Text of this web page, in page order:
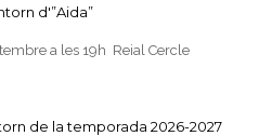
d'”Aida”
a les 19h Reial Cercle
de la temporada 2026-2027